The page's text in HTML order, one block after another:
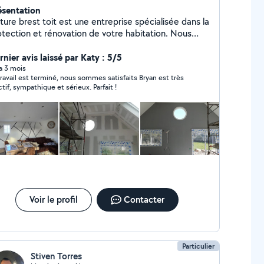
brest toit est une entreprise spécialisée dans la
et rénovation de votre habitation. Nous
vos façade. Nous réalisation aussi les
d'intérieur nous réalisation les peintures
sur mesure à moindre coût. Intervention
rapidement et efficace. Déplacement et devis gratuit
avis laissé par Katy : 5/5
3 mois
est terminé, nous sommes satisfaits Bryan est très
réactif, sympathique et sérieux. Parfait !
Voir le profil Contacter
Particulier
Stiven Torres